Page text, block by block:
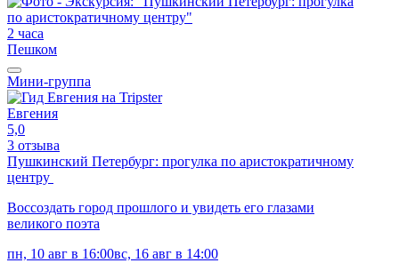
2 часа
Пешком
Мини-группа
Евгения
5,0
3 отзыва
Пушкинский Петербург: прогулка по аристократичному
центру
Воссоздать город прошлого и увидеть его глазами
великого поэта
пн, 10 авг в 16:00вс, 16 авг в 14:00